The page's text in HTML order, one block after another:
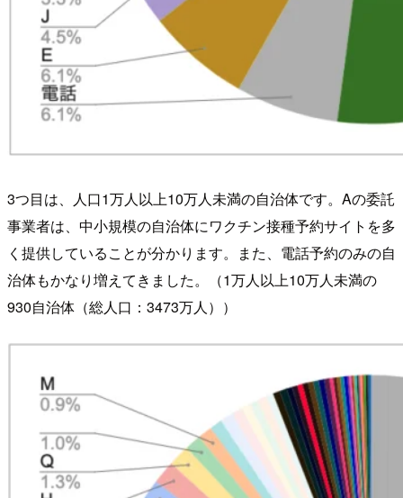
3つ目は、人口1万人以上10万人未満の自治体です。Aの委託
事業者は、中小規模の自治体にワクチン接種予約サイトを多
く提供していることが分かります。また、電話予約のみの自
治体もかなり増えてきました。（1万人以上10万人未満の
930自治体（総人口：3473万人））